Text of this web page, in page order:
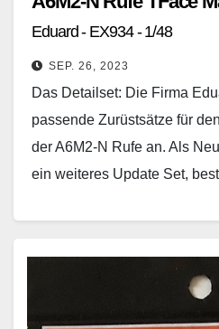
Eduard - EX934 - 1/48
SEP. 26, 2023
Das Detailset: Die Firma
passende Zurüstsätze für
der A6M2-N Rufe an. Als
ein weiteres Update Set,